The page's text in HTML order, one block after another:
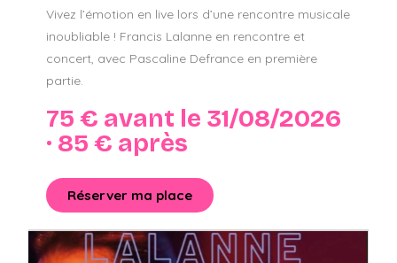
Vivez l’émotion en live lors d’une rencontre musicale
inoubliable ! Francis Lalanne en rencontre et
concert, avec Pascaline Defrance en première
partie.
75 € avant le 31/08/2026
· 85 € après
Réserver ma place